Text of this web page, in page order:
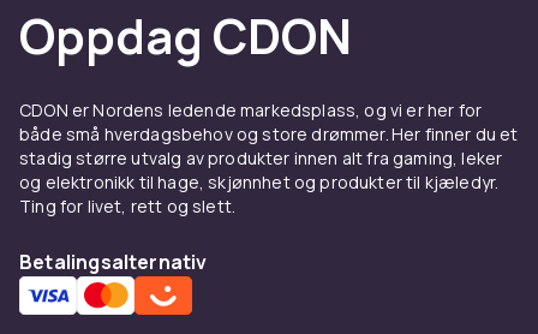
Oppdag CDON
CDON er Nordens ledende markedsplass, og vi er her for
både små hverdagsbehov og store drømmer. Her finner du et
stadig større utvalg av produkter innen alt fra gaming, leker
og elektronikk til hage, skjønnhet og produkter til kjæledyr.
Ting for livet, rett og slett.
Betalingsalternativ